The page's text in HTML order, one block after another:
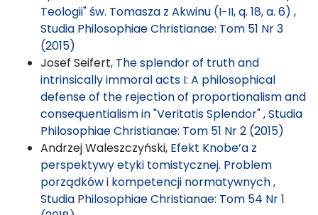
Teologii" św. Tomasza z Akwinu (I−II, q. 18, a. 6) ,
Studia Philosophiae Christianae: Tom 51 Nr 3
(2015)
Josef Seifert, The splendor of truth and
intrinsically immoral acts I: A philosophical
defense of the rejection of proportionalism and
consequentialism in "Veritatis Splendor",Studia
Philosophiae Christianae: Tom 51 Nr 2 (2015)
Andrzej Waleszczyński, Efekt Knobe’a z
perspektywy etyki tomistycznej. Problem
porządków i kompetencji normatywnych,
Studia Philosophiae Christianae: Tom 54 Nr 1